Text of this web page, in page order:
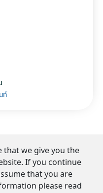
ท์
that we give you the
If you continue
that you are
please read